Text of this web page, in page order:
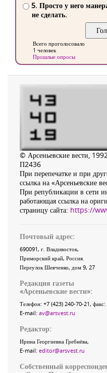
5. Просто у него
не сделать.
Всего проголосовало
1 человек
Прошлые опросы
© Арсеньевские вести,
П2436
При перепечатке и при
ссылка на «Арсеньевские
При републикации в сети
работающая ссылка на
страницу сайта: https://
Почтовый адрес:
690091, г. Владивосток,
Приморский край, Россия
Переулок Шевченко, дом 9, 27
Редакция газеты
«Арсеньевские вести»:
Телефон: +7 (423) 240-70-21, факс:
E-mail: av@arsvest.ru
Редактор:
Ирина Георгиевна Гребнёва,
E-mail: editor@arsvest.ru
Собственный